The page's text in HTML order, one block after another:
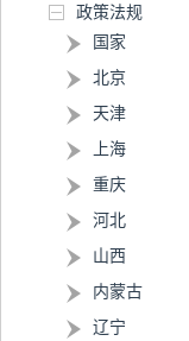
政策法规
国家
北京
天津
上海
重庆
河北
山西
内蒙古
辽宁